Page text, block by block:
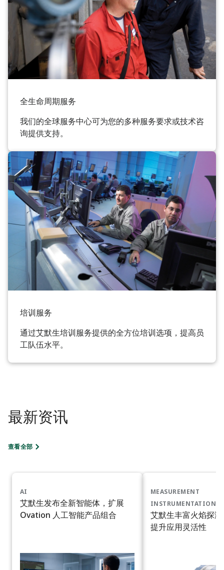
全生命周期服务
我们的全球服务中心可为您的多种服务要求或技术咨
询提供支持。
培训服务
通过艾默生培训服务提供的全方位培训选项，提高员
工队伍水平。
最新资讯
查看全部
AI
艾默生发布全新智能体，扩展
Ovation 人工智能产品组合
MEASUREMENT
INSTRUMENTATION
艾默生丰富火焰探
提升应用灵活性